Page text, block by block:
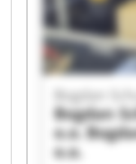
Bogdan
Bogdan
o.o.
o.o.